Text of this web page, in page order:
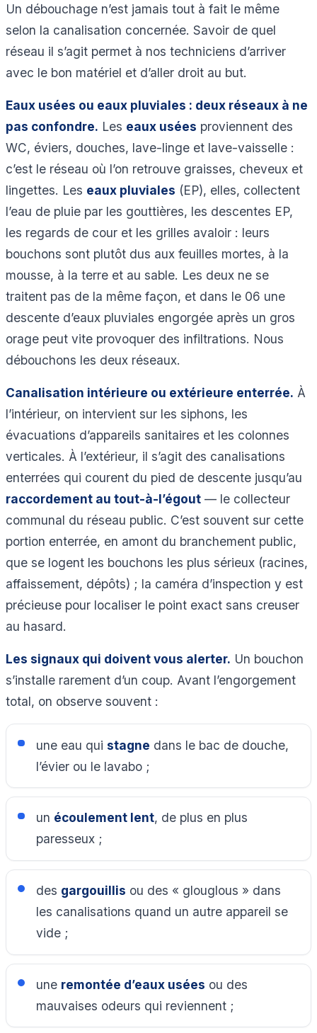
Un débouchage n’est jamais tout à fait le même
selon la canalisation concernée. Savoir de quel
réseau il s’agit permet à nos techniciens d’arriver
avec le bon matériel et d’aller droit au but.
Eaux usées ou eaux pluviales : deux réseaux à ne
pas confondre. Les eaux usées proviennent des
WC, éviers, douches, lave-linge et lave-vaisselle :
c’est le réseau où l’on retrouve graisses, cheveux et
lingettes. Les eaux pluviales (EP), elles, collectent
l’eau de pluie par les gouttières, les descentes EP,
les regards de cour et les grilles avaloir : leurs
bouchons sont plutôt dus aux feuilles mortes, à la
mousse, à la terre et au sable. Les deux ne se
traitent pas de la même façon, et dans le 06 une
descente d’eaux pluviales engorgée après un gros
orage peut vite provoquer des infiltrations. Nous
débouchons les deux réseaux.
Canalisation intérieure ou extérieure enterrée. À
l’intérieur, on intervient sur les siphons, les
évacuations d’appareils sanitaires et les colonnes
verticales. À l’extérieur, il s’agit des canalisations
enterrées qui courent du pied de descente jusqu’au
raccordement au tout-à-l’égout — le collecteur
communal du réseau public. C’est souvent sur cette
portion enterrée, en amont du branchement public,
que se logent les bouchons les plus sérieux (racines,
affaissement, dépôts) ; la caméra d’inspection y est
précieuse pour localiser le point exact sans creuser
au hasard.
Les signaux qui doivent vous alerter. Un bouchon
s’installe rarement d’un coup. Avant l’engorgement
total, on observe souvent :
une eau qui stagne dans le bac de douche,
l’évier ou le lavabo ;
un écoulement lent, de plus en plus
paresseux ;
des gargouillis ou des « glouglous » dans
les canalisations quand un autre appareil se
vide ;
une remontée d’eaux usées ou des
mauvaises odeurs qui reviennent ;